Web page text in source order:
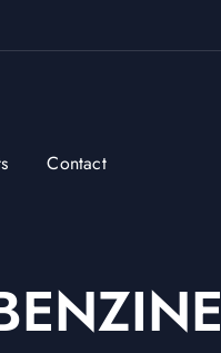
Contact